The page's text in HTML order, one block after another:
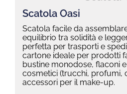
Scatola Oasi
Scatola facile da
equilibrio tra solidità e
perfetta per trasporti e
cartone ideale per prodotti
bustine monodose, flaconi
cosmetici (trucchi, profumi,
accessori per il make-up.